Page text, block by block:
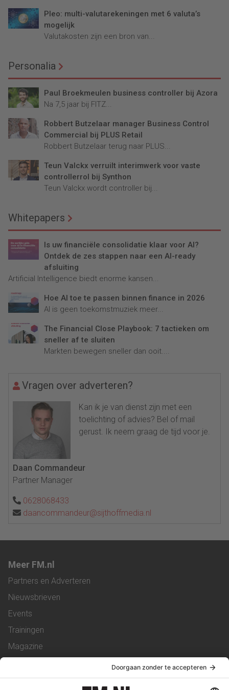
Pleo: multi-valutarekeningen met 6 valuta’s
mogelijk
Valutakosten zijn een bron van...
Personalia
Paul Broekmeulen business controller bij Azora
Na 7,5 jaar bij FITZ...
Robbert Butzelaar manager Business Control
Commercial bij PLUS Retail
Robbert Butzelaar terug naar PLUS...
Teun Valckx verruilt interimwerk voor vaste
controllerrol bij Synthon
Teun Valckx wordt controller bij...
Whitepapers
Is uw financiële consolidatie klaar voor AI?
Ontdek de zes stappen naar een AI-ready
afsluiting
Artificial Intelligence biedt enorme kansen...
Hoe AI toe te passen binnen finance in 2026
AI is geen toekomstmuziek meer...
The Financial Close Playbook: 7 tactieken om
sneller af te sluiten
Markten bewegen sneller dan ooit....
Vragen over adverteren?
Kan ik je van dienst zijn met een
toelichting of advies? Bel of mail
gerust. Ik neem graag de tijd voor je.
Daan Commandeur
Partner Manager
0628068433
daancommandeur@sijthoffmedia.nl
Meer FM.nl
Partners en Adverteren
Nieuwsbrieven
Events
Trainingen
Magazine
Service & Contact